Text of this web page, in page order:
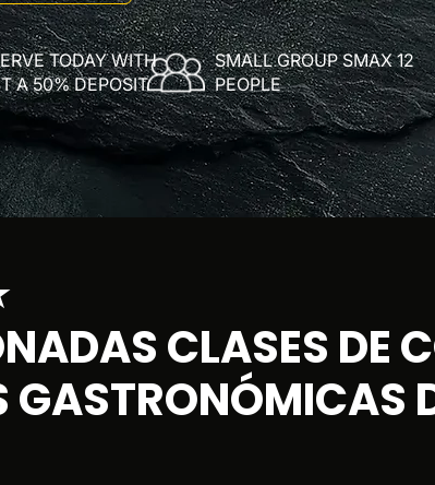
TODAY WITH
A 50% DEPOSIT
SMALL GROUP SMAX 12
PEOPLE
CLASES DE
GASTRONÓMICAS